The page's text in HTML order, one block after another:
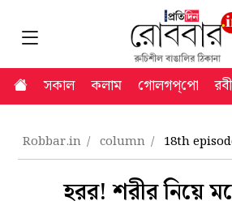
সকাল কলাম গোলগপ্‌পো
Robbar.in column 18th
হরর! শরীর নিয়ে